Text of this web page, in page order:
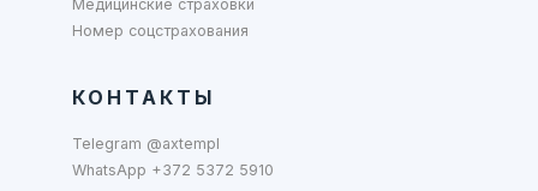
Медицинские страховки
Номер соцстрахования
КОНТАКТЫ
Telegram @axtempl
WhatsApp +372 5372 5910